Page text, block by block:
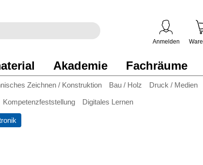
Zeichnen / Konstruktion Bau / Holz Druck / Medien
Kompetenzfeststellung Digitales Lernen
Akademie Fachräume
Anmelden